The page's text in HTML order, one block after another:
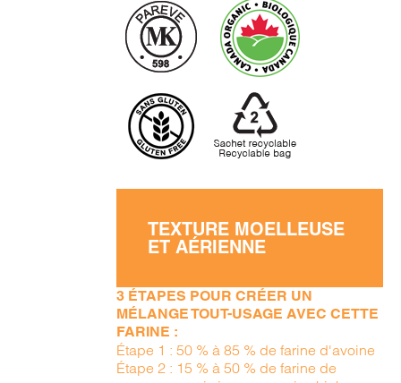
TEXTURE MOELLEUSE
ET AÉRIENNE
3 ÉTAPES POUR CRÉER UN
MÉLANGE TOUT-USAGE AVEC CETTE
FARINE :
Étape 1 : 50 % à 85 % de farine d'avoine
Étape 2 : 15 % à 50 % de farine de